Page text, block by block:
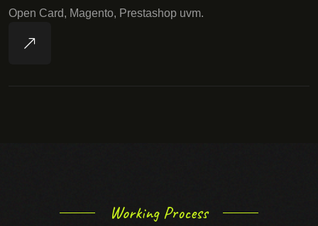
Open Card, Magento, Prestashop uvm.
Working Process